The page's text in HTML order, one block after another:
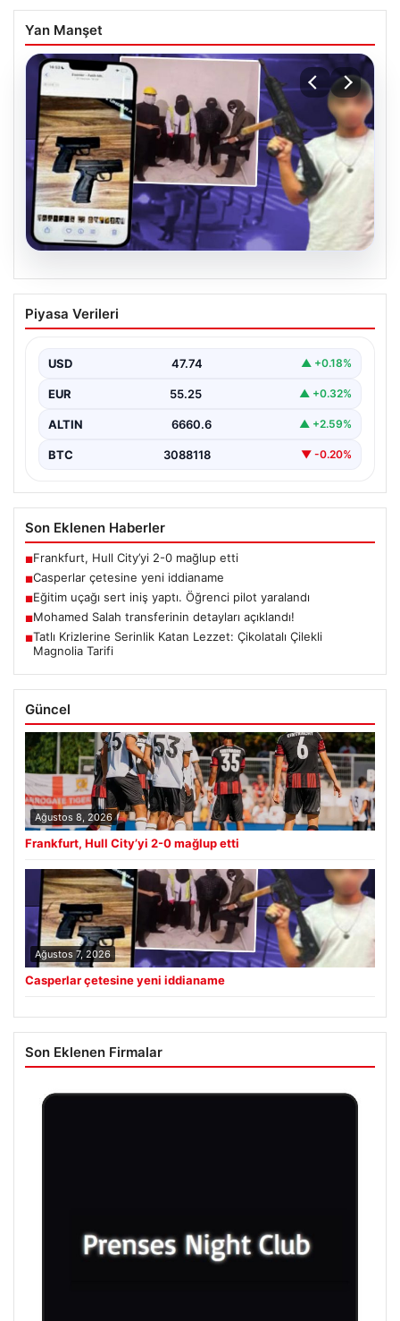
Yan Manşet
Casperlar çetesine yeni iddianame
Piyasa Verileri
USD 47.74 ▲ +0.18%
EUR 55.25 ▲ +0.32%
ALTIN 6660.6 ▲ +2.59%
BTC 3088118 ▼ -0.20%
Son Eklenen Haberler
■Frankfurt, Hull City’yi 2-0 mağlup etti
■Casperlar çetesine yeni iddianame
■Eğitim uçağı sert iniş yaptı. Öğrenci pilot yaralandı
■Mohamed Salah transferinin detayları açıklandı!
■Tatlı Krizlerine Serinlik Katan Lezzet: Çikolatalı Çilekli
Magnolia Tarifi
Güncel
Ağustos 8, 2026
Frankfurt, Hull City’yi 2-0 mağlup etti
Ağustos 7, 2026
Casperlar çetesine yeni iddianame
Son Eklenen Firmalar